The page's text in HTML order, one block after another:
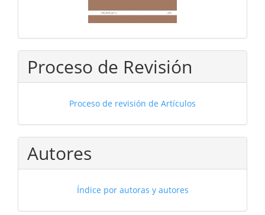
Proceso de Revisión
Proceso de revisión de Artículos
Autores
Índice por autoras y autores